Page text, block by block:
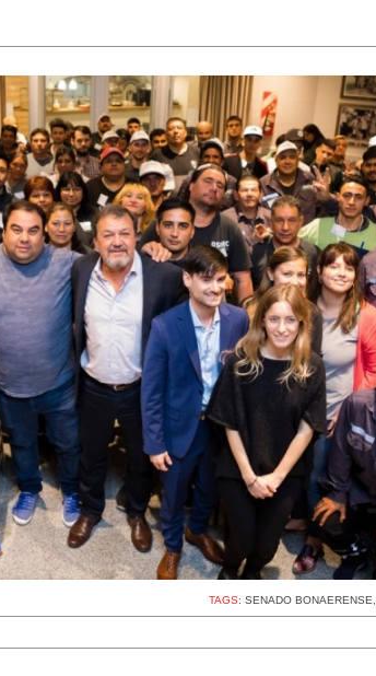
TAGS:SENADO BONAERENSE